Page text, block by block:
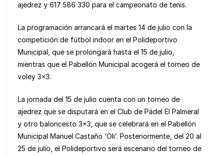
ajedrez y 617 586 330 para el campeonato de tenis.
La programación arrancará el martes 14 de julio con la
competición de fútbol indoor en el Polideportivo
Municipal, que se prolongará hasta el 15 de julio,
mientras que el Pabellón Municipal acogerá el torneo de
voley 3×3.
La jornada del 15 de julio cuenta con un torneo de
ajedrez que se disputará en el Club de Pádel El Palmeral
y otro baloncesto 3×3, que se celebrará en el Pabellón
Municipal Manuel Castaño ‘Oli’. Posteriormente, del 20 al
25 de julio, el Polideportivo será escenario del torneo de